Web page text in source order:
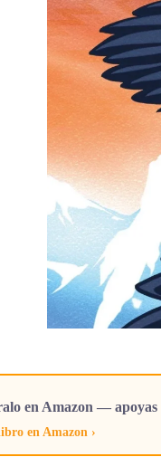
en Amazon —
en Amazon ›